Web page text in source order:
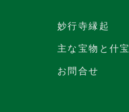
妙行寺縁起
主な宝物と什宝
お問合せ